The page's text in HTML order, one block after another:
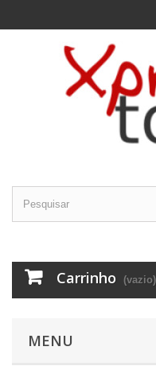
Carrinho (vazio)
MENU